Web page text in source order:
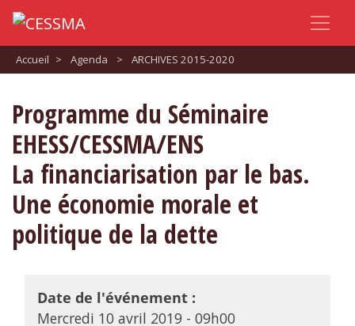
Accueil > Agenda > ARCHIVES 2015-2020
Programme du Séminaire
EHESS/CESSMA/ENS
La financiarisation par le bas.
Une économie morale et
politique de la dette
Date de l'événement :
Mercredi 10 avril 2019 - 09h00